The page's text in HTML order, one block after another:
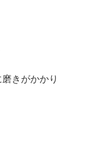
きがかかり